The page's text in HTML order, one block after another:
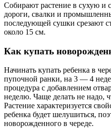
Собирают растение в сухую и
дороги, свалки и
последующей сушки срезают
около 15 см.
Как купать
Начинать купать ребенка в
пупочной ранки, на 3 — 4
процедура с добавлением
неделю. Чаще делать не надо,
Растение характеризуется
ребенка будет шелушиться,
новорожденного в череде.